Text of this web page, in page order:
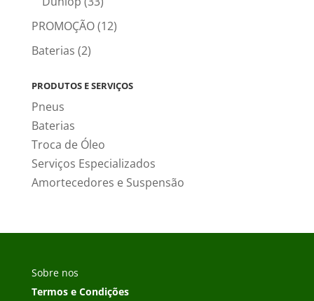
PROMOÇÃO(12)
Baterias (2)
PRODUTOS E SERVIÇOS
Pneus
Baterias
Troca de Óleo
Serviços Especializados
Amortecedores e Suspensão
Sobre nos
Termos e Condições